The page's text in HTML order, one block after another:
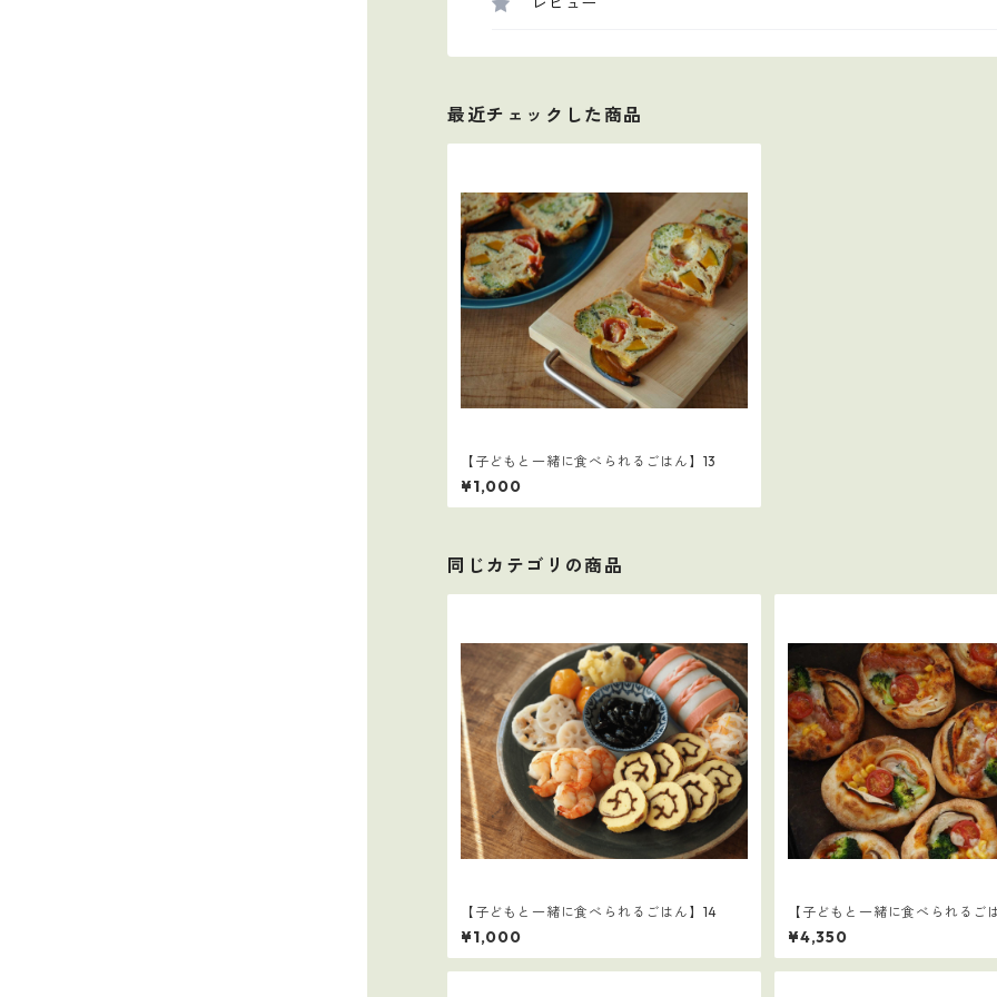
最近チェックした商品
【子どもと一緒に食べられるごはん】13
¥1,000
同じカテゴリの商品
【子どもと一緒に食べられるごはん】14
¥1,000
【子どもと一緒に食べられるご
マスセット
¥4,350